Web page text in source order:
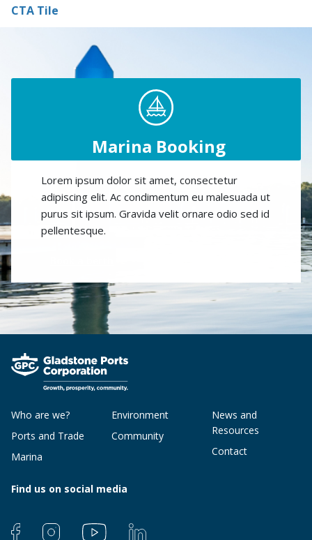
CTA Tile
Marina Booking
Lorem ipsum dolor sit amet, consectetur
adipiscing elit. Ac condimentum eu malesuada ut
purus sit ipsum. Gravida velit ornare odio sed id
pellentesque.
Who are we?
Ports and Trade
Marina
Environment
Community
News and
Resources
Contact
Find us on social media